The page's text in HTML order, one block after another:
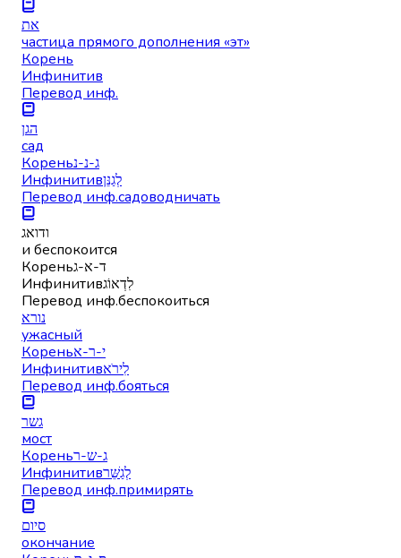
את
частица прямого дополнения «эт»
Корень
Инфинитив
Перевод инф.
הגן
сад
Кореньג-נ-נ
Инфинитивלְגַנֵּן
Перевод инф.садоводничать
ודואג
и беспокоится
Кореньד-א-ג
Инфинитивלִדְאוֹג
Перевод инф.беспокоиться
נורא
ужасный
Кореньי-ר-א
Инфинитивלִירֹא
Перевод инф.бояться
גשר
мост
Кореньג-ש-ר
Инфинитивלְגַשֵּׁר
Перевод инф.примирять
סיום
окончание